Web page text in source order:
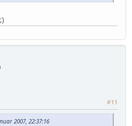
#11
2007, 22:37:16